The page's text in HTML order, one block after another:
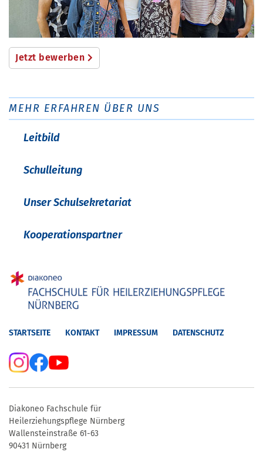
Jetzt bewerben
MEHR ERFAHREN ÜBER UNS
Leitbild
Schulleitung
Unser Schulsekretariat
Kooperationspartner
STARTSEITE KONTAKT IMPRESSUM DATENSCHUTZ
Diakoneo Fachschule für
Heilerziehungspflege Nürnberg
Wallensteinstraße 61-63
90431 Nürnberg